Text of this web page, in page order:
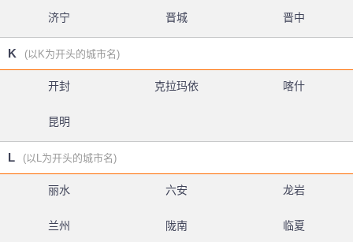
济宁 晋城 晋中
K (以K为开头的城市名)
开封 克拉玛依 喀什
昆明
L (以L为开头的城市名)
丽水 六安 龙岩
兰州 陇南 临夏